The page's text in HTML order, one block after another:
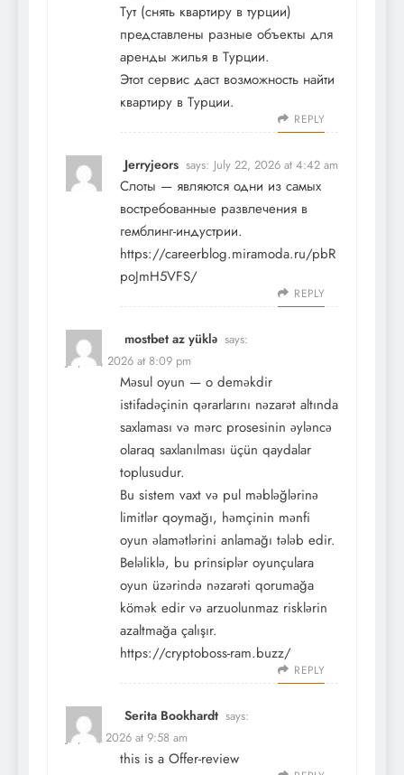
Тут (снять квартиру в турции)
представлены разные объекты для
аренды жилья в Турции.
Этот сервис даст возможность найти
квартиру в Турции.
REPLY
Jerryjeors says: July 22, 2026 at 4:42 am
Слоты — являются одни из самых
востребованные развлечения в
гемблинг-индустрии.
https://careerblog.miramoda.ru/pbR
poJmH5VFS/
REPLY
mostbet az yüklə says:
July 24, 2026 at 8:09 pm
Məsul oyun — o deməkdir
istifadəçinin qərarlarını nəzarət altında
saxlaması və mərc prosesinin əyləncə
olaraq saxlanılması üçün qaydalar
toplusudur.
Bu sistem vaxt və pul məbləğlərinə
limitlər qoymağı, həmçinin mənfi
oyun əlamətlərini anlamağı tələb edir.
Beləliklə, bu prinsiplər oyunçulara
oyun üzərində nəzarəti qorumağa
kömək edir və arzuolunmaz risklərin
azaltmağa çalışır.
https://cryptoboss-ram.buzz/
REPLY
Serita Bookhardt says:
July 31, 2026 at 9:58 am
this is a Offer-review